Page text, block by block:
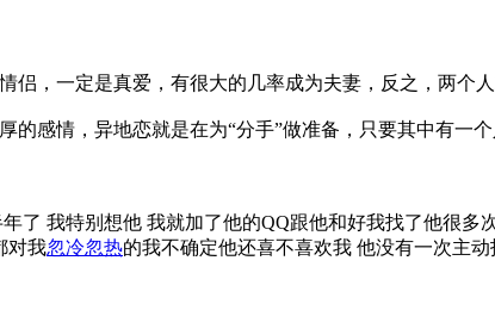
，一定是真爱，有很大的几率成为夫妻，反之，两个
感情，异地恋就是在为“分手”做准备，只要其中有一个
了 我特别想他 我就加了他的QQ跟他和好我找了他很多
对我忽冷忽热的我不确定他还喜不喜欢我 他没有一次主